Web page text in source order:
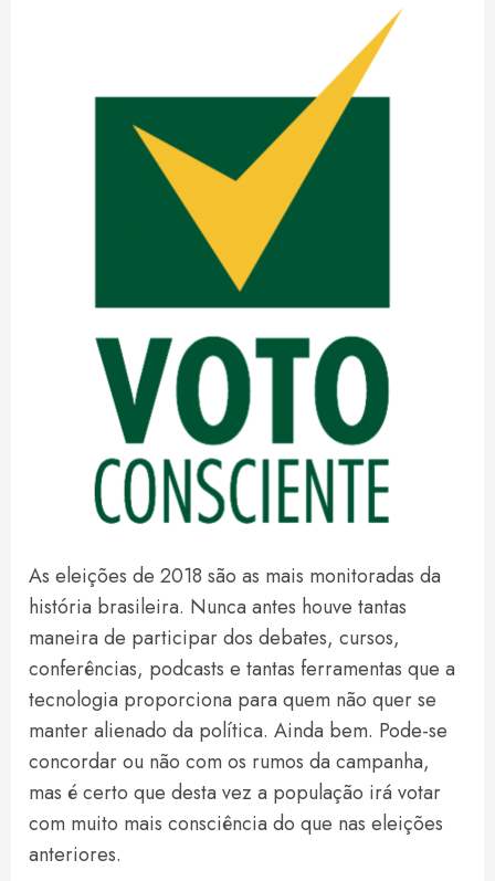
As eleições de 2018 são as mais monitoradas da
história brasileira. Nunca antes houve tantas
maneira de participar dos debates, cursos,
conferências, podcasts e tantas ferramentas que a
tecnologia proporciona para quem não quer se
manter alienado da política. Ainda bem. Pode-se
concordar ou não com os rumos da campanha,
mas é certo que desta vez a população irá votar
com muito mais consciência do que nas eleições
anteriores.